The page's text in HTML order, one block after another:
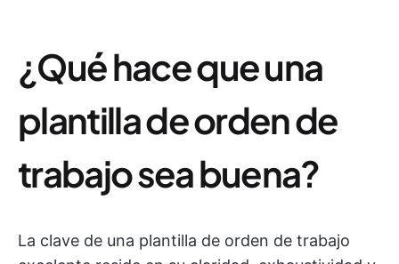
¿Qué hace que una
plantilla de orden de
trabajo sea buena?
La clave de una plantilla de orden de trabajo